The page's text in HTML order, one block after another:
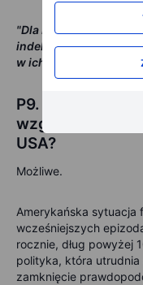
"Dla Europejczyków
indeksie S&P 500, a
w ich portfelu."
P9. Czy tym
względu na
USA?
Możliwe.
Amerykańska sytuacja
wcześniejszych
rocznie, dług powyżej
polityka, która utrudnia
zamknięcie